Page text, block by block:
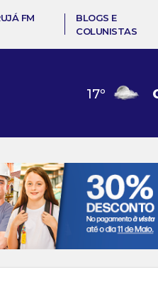
FM
BLOGS E
COLUNISTAS
17º